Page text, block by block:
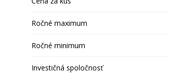
Ročné maximum
Ročné minimum
Investičná spoločnosť